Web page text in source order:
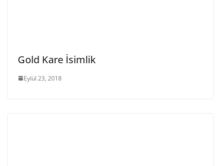
Gold Kare İsimlik
Eylül 23, 2018